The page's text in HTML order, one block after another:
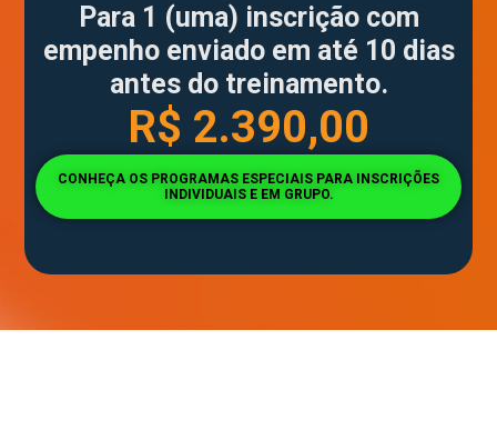
Para 1 (uma) inscrição com
empenho enviado em até 10 dias
antes do treinamento.
R$ 2.390,00
CONHEÇA OS PROGRAMAS ESPECIAIS PARA INSCRIÇÕES
INDIVIDUAIS E EM GRUPO.